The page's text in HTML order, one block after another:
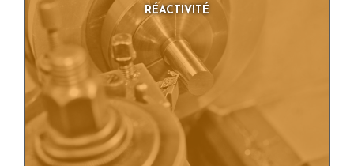
RÉACTIVITÉ